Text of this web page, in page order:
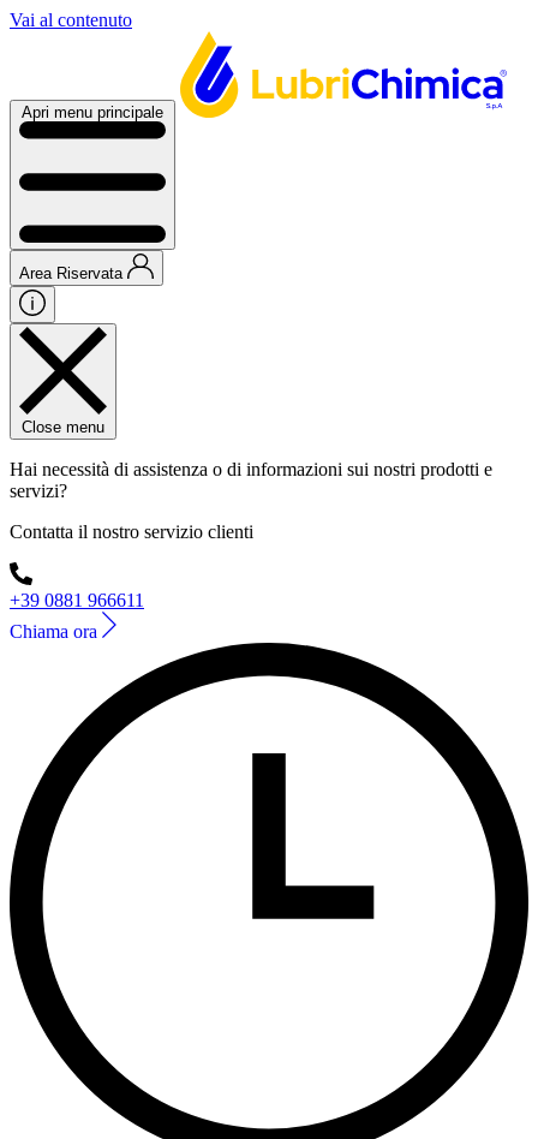
Vai al contenuto
Apri menu principale
Area Riservata
Close menu
Hai necessità di assistenza o di informazioni sui nostri prodotti e
servizi?
Contatta il nostro servizio clienti
+39 0881 966611
Chiama ora